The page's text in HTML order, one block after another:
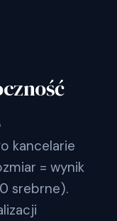
kancelarie
= wynik
srebrne).